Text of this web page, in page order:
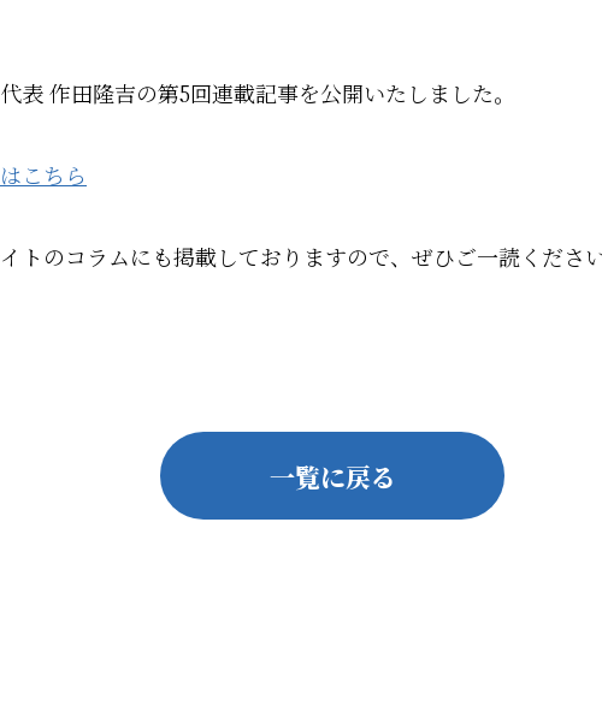
表 作田隆吉の第5回連載記事を公開いたしました。
こちら
トのコラムにも掲載しておりますので、ぜひご一読くださ
一覧に戻る